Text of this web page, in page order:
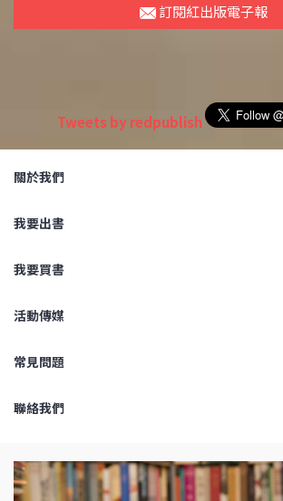
訂閱紅出版電子報
Tweets by redpublish
關於我們
我要出書
我要買書
活動傳媒
常見問題
聯絡我們